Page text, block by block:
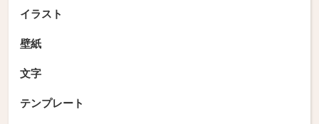
イラスト
壁紙
文字
テンプレート